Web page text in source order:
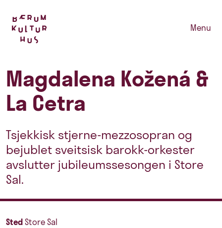
Menu
Magdalena Kožená &
La Cetra
Tsjekkisk stjerne-mezzosopran og
bejublet sveitsisk barokk-orkester
avslutter jubileumssesongen i Store
Sal.
StedStore Sal